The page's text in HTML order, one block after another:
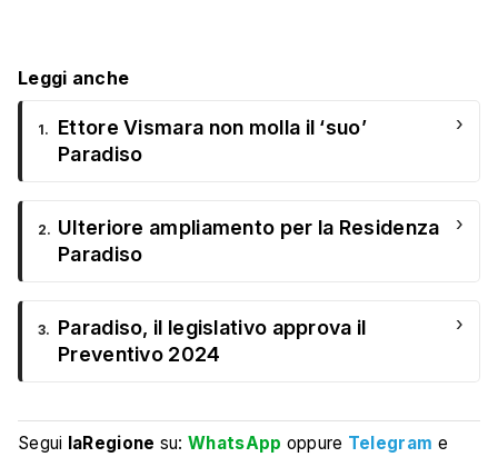
Leggi anche
1.
Ettore Vismara non molla il ‘suo’
Paradiso
›
2. Ulteriore ampliamento per la Residenza
Paradiso
›
3. Paradiso, il legislativo approva il
Preventivo 2024
›
Segui laRegione su:WhatsApp oppure Telegram e